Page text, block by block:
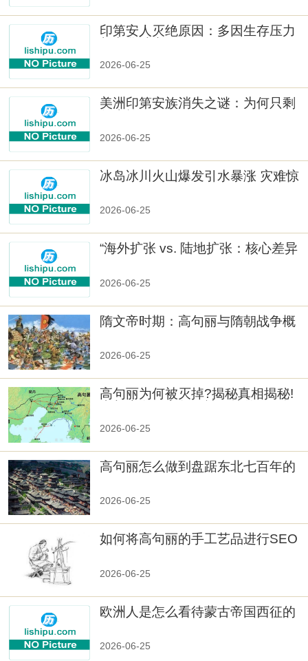
印第安人灭绝原因：多因生存压力
2026-06-25
美洲印第安族消失之谜：为何只剩
2026-06-25
冰岛冰川火山爆发引水暴涨 灾难惊
2026-06-25
“海外扩张 vs. 陆地扩张：核心差异
2026-06-25
隋文帝时期：高句丽与隋朝战争概
2026-06-25
高句丽为何被灭掉?揭秘真相揭秘!
2026-06-25
高句丽怎么做到盘踞东北七百年的
2026-06-25
如何将高句丽的手工艺品进行SEO
2026-06-25
欧洲人是怎么看待蒙古帝国西征的
2026-06-25